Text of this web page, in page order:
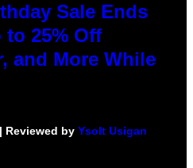
Sale Ends
25% Off
and More While
| Reviewed by Ysolt Usigan